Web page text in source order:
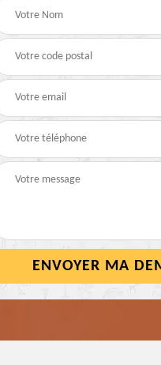
Peinture sur tuile et